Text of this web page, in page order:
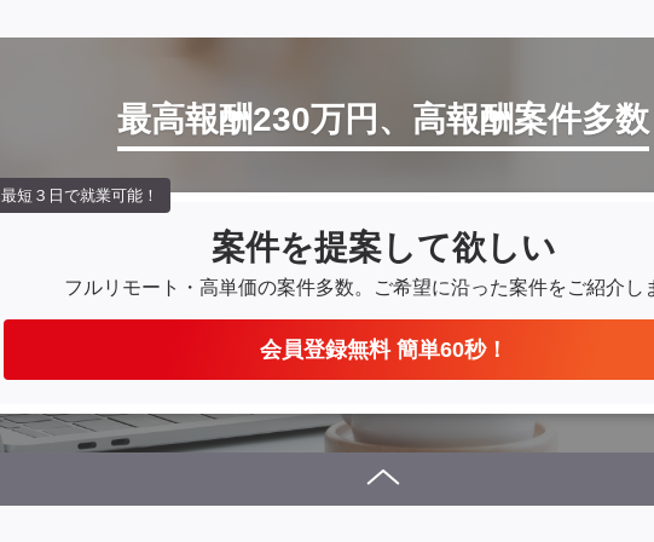
最高報酬230万円、高報酬案件多数
案件を提案して欲しい
フルリモート・高単価の案件多数。 ご希望に沿った案件をご紹介し
会員登録無料 簡単60秒！
最短３日で就業可能！